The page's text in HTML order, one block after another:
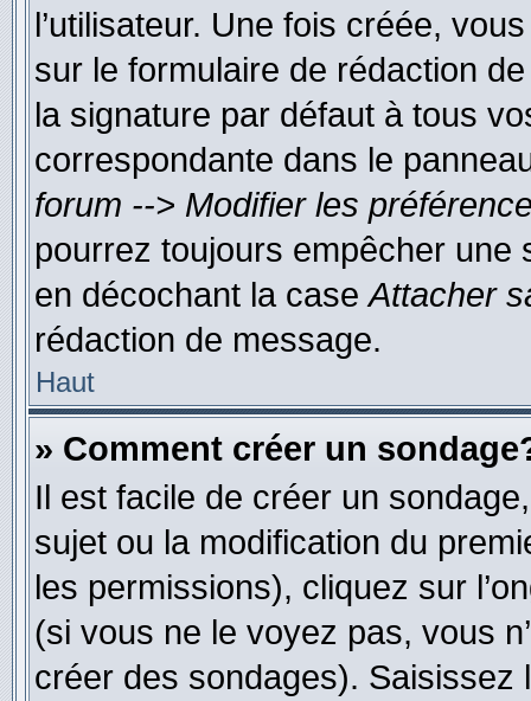
l’utilisateur. Une fois créée,
sur le formulaire de rédaction
la signature par défaut à tous
correspondante dans le
forum --> Modifier les
pourrez toujours empêcher une
en décochant la caseAttacher
rédaction de message.
Haut
» Comment créer un
Il est facile de créer un
sujet ou la modification du
les permissions), cliquez sur
(si vous ne le voyez pas, vous
créer des sondages). Saisissez